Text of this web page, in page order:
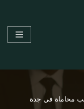
محاماة في جدة